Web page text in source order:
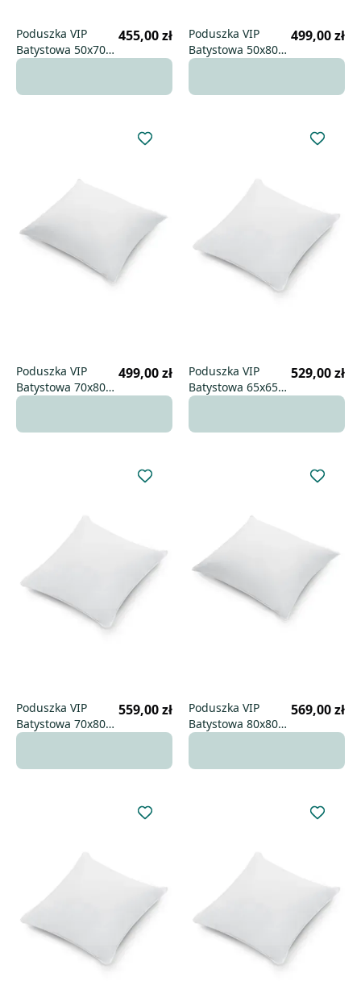
Poduszka VIP
Batystowa 50x70
wysoka
455,00 zł
Poduszka VIP
Batystowa 50x80
wysoka
499,00 zł
Poduszka VIP
Batystowa 70x80
niska
499,00 zł
Poduszka VIP
Batystowa 65x65
wysoka
529,00 zł
Poduszka VIP
Batystowa 70x80
uniwersalna
559,00 zł
Poduszka VIP
Batystowa 80x80
niska
569,00 zł